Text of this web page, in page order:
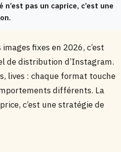
pas un caprice, c’est une
fixes en 2026, c’est
de distribution d’Instagram.
lives : chaque format touche
différents. La
c’est une stratégie de